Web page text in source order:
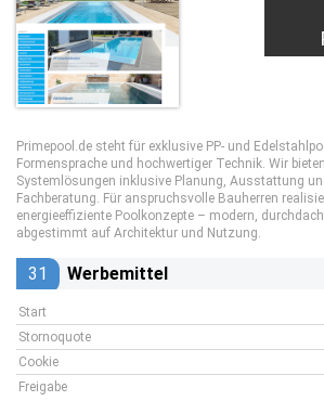
Primepool.de steht für exklusive PP- und
Formensprache und hochwertiger Technik. Wir
Systemlösungen inklusive Planung, Ausstattung
Fachberatung. Für anspruchsvolle Bauherren
energieeffiziente Poolkonzepte – modern,
abgestimmt auf Architektur und Nutzung.
31 Werbemittel
Start
Stornoquote
Cookie
Freigabe